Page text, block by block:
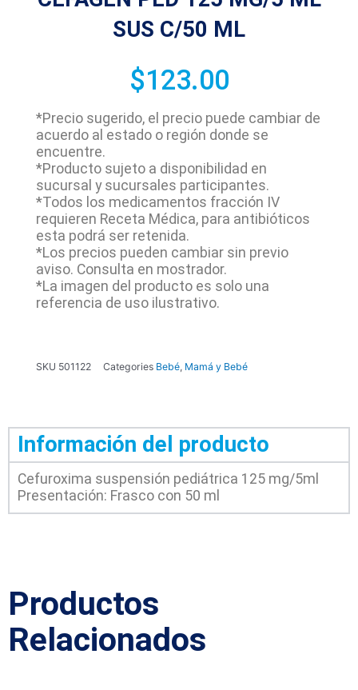
SUS C/50 ML
$123.00
*Precio sugerido, el precio puede cambiar de
acuerdo al estado o región donde se
encuentre.
*Producto sujeto a disponibilidad en
sucursal y sucursales participantes.
*Todos los medicamentos fracción IV
requieren Receta Médica, para antibióticos
esta podrá ser retenida.
*Los precios pueden cambiar sin previo
aviso. Consulta en mostrador.
*La imagen del producto es solo una
referencia de uso ilustrativo.
SKU 501122 Categories Bebé, Mamá y Bebé
Información del producto
Cefuroxima suspensión pediátrica 125 mg/5ml
Presentación: Frasco con 50 ml
Productos
Relacionados